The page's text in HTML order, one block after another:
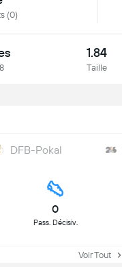
(0)
1.84
Taille
DFB-Pokal
0
Pass. Décisiv.
Voir Tout